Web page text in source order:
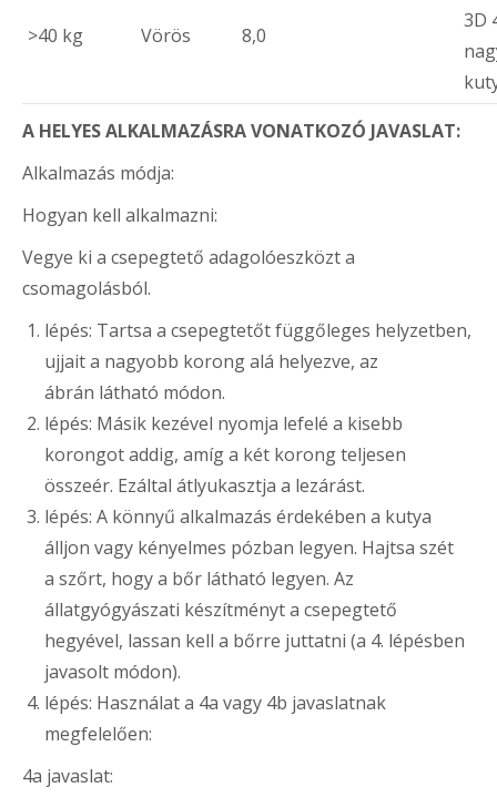
>40 kg Vörös 8,0
3D
A HELYES ALKALMAZÁSRA VONATKOZÓ JAVASLAT:
Alkalmazás módja:
Hogyan kell alkalmazni:
Vegye ki a csepegtető adagolóeszközt a
csomagolásból.
lépés: Tartsa a csepegtetőt függőleges helyzetben,
ujjait a nagyobb korong alá helyezve, az
ábrán látható módon.
lépés: Másik kezével nyomja lefelé a kisebb
korongot addig, amíg a két korong teljesen
összeér. Ezáltal átlyukasztja a lezárást.
lépés: A könnyű alkalmazás érdekében a kutya
álljon vagy kényelmes pózban legyen. Hajtsa szét
a szőrt, hogy a bőr látható legyen. Az
állatgyógyászati készítményt a csepegtető
hegyével, lassan kell a bőrre juttatni (a 4. lépésben
javasolt módon).
lépés: Használat a 4a vagy 4b javaslatnak
megfelelően:
4a javaslat: